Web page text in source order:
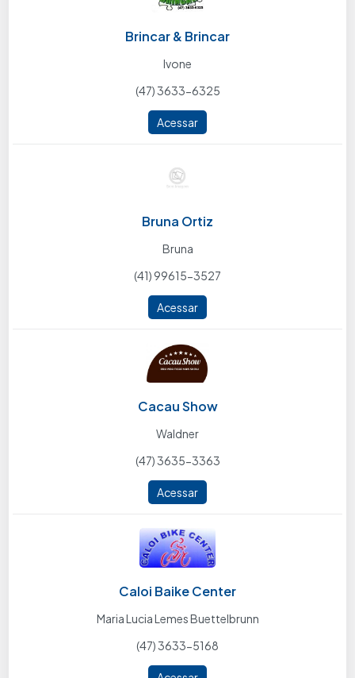
Brincar & Brincar
Ivone
(47) 3633-6325
Acessar
Bruna Ortiz
Bruna
(41) 99615-3527
Acessar
Cacau Show
Waldner
(47) 3635-3363
Acessar
Caloi Baike Center
Maria Lucia Lemes Buettelbrunn
(47) 3633-5168